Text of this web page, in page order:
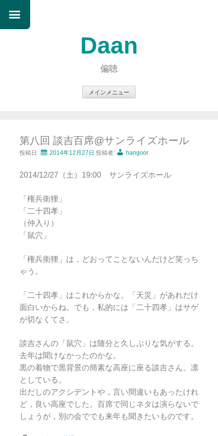
Daan
偏聴
メインメニュー
ン
ツ
ス
ッ
プ
第八回 談吉百席@サンライズホール
投稿日: 2014年12月27日 投稿者: hangoor
2014/12/27（土）19:00 サンライズホール
「権兵衛狸」
「二十四孝」
（仲入り）
「鼠穴」
「権兵衛狸」は，どおってことないんだけど笑っち
ゃう。
「二十四孝」はこれからかな。「天災」があれだけ
面白いからね。でも，私的には「二十四孝」はサゲ
が切なくてさ。
談吉さんの「鼠穴」は随分と久しぶりな気がする。
去年は聞けなかったのかな。
黒の着物で黒背景の簡素な高座に座る談吉さん。凛
としている。
出だしのアクシデントや，言い間違いもあったけれ
ど，良い高座でした。百席で同じネタは演らないで
しょうが，別の会ででも来年も聞きたいものです。